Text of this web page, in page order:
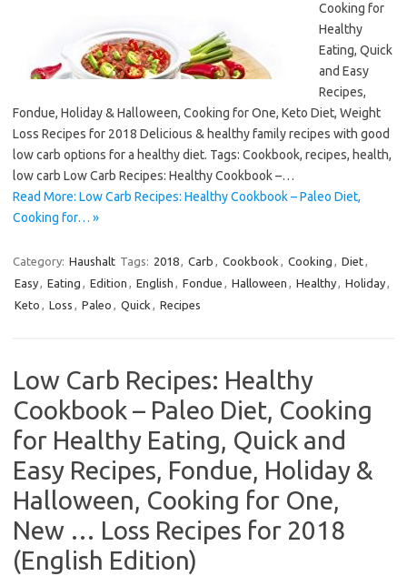
Cooking for
Healthy
Eating, Quick
and Easy
Recipes,
Fondue, Holiday & Halloween, Cooking for One, Keto Diet, Weight
Loss Recipes for 2018 Delicious & healthy family recipes with good
low carb options for a healthy diet. Tags: Cookbook, recipes, health,
low carb Low Carb Recipes: Healthy Cookbook –…
Read More: Low Carb Recipes: Healthy Cookbook – Paleo Diet,
Cooking for… »
Category: Haushalt Tags: 2018, Carb , Cookbook , Cooking , Diet,
Easy, Eating , Edition , English , Fondue , Halloween , Healthy, Holiday,
Keto , Loss , Paleo , Quick , Recipes
Low Carb Recipes: Healthy
Cookbook – Paleo Diet, Cooking
for Healthy Eating, Quick and
Easy Recipes, Fondue, Holiday &
Halloween, Cooking for One,
New … Loss Recipes for 2018
(English Edition)